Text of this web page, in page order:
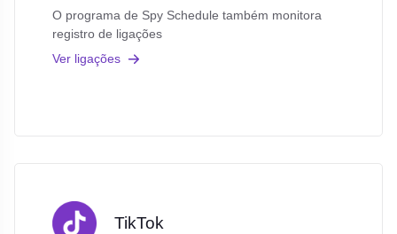
O programa de Spy Schedule também monitora
registro de ligações
Ver ligações
TikTok